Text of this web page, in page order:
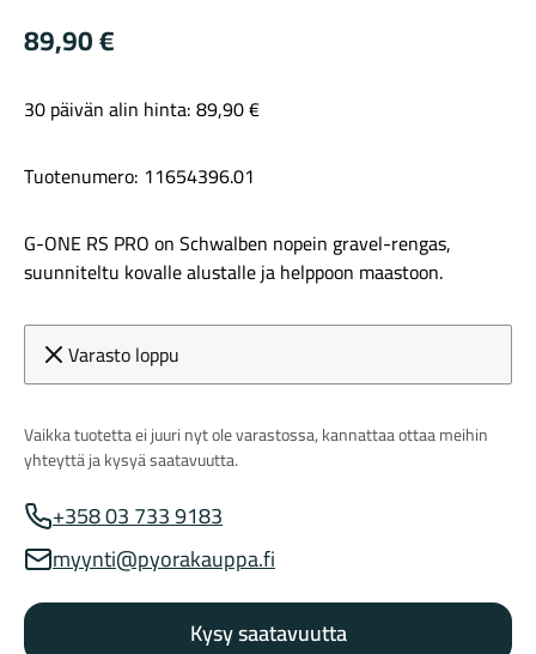
Tarvikkeet
89,90€
30 päivän alin hinta:89,90€
Tuotenumero: 11654396.01
G-ONE RS PRO on Schwalben nopein gravel-rengas,
suunniteltu kovalle alustalle ja helppoon maastoon.
Varasto loppu
Vaikka tuotetta ei juuri nyt ole varastossa, kannattaa ottaa meihin
yhteyttä ja kysyä saatavuutta.
Myynnin puhelinnumero
+358 03 733 9183
Myynnin sähköposti
myynti@pyorakauppa.fi
Kysy saatavuutta